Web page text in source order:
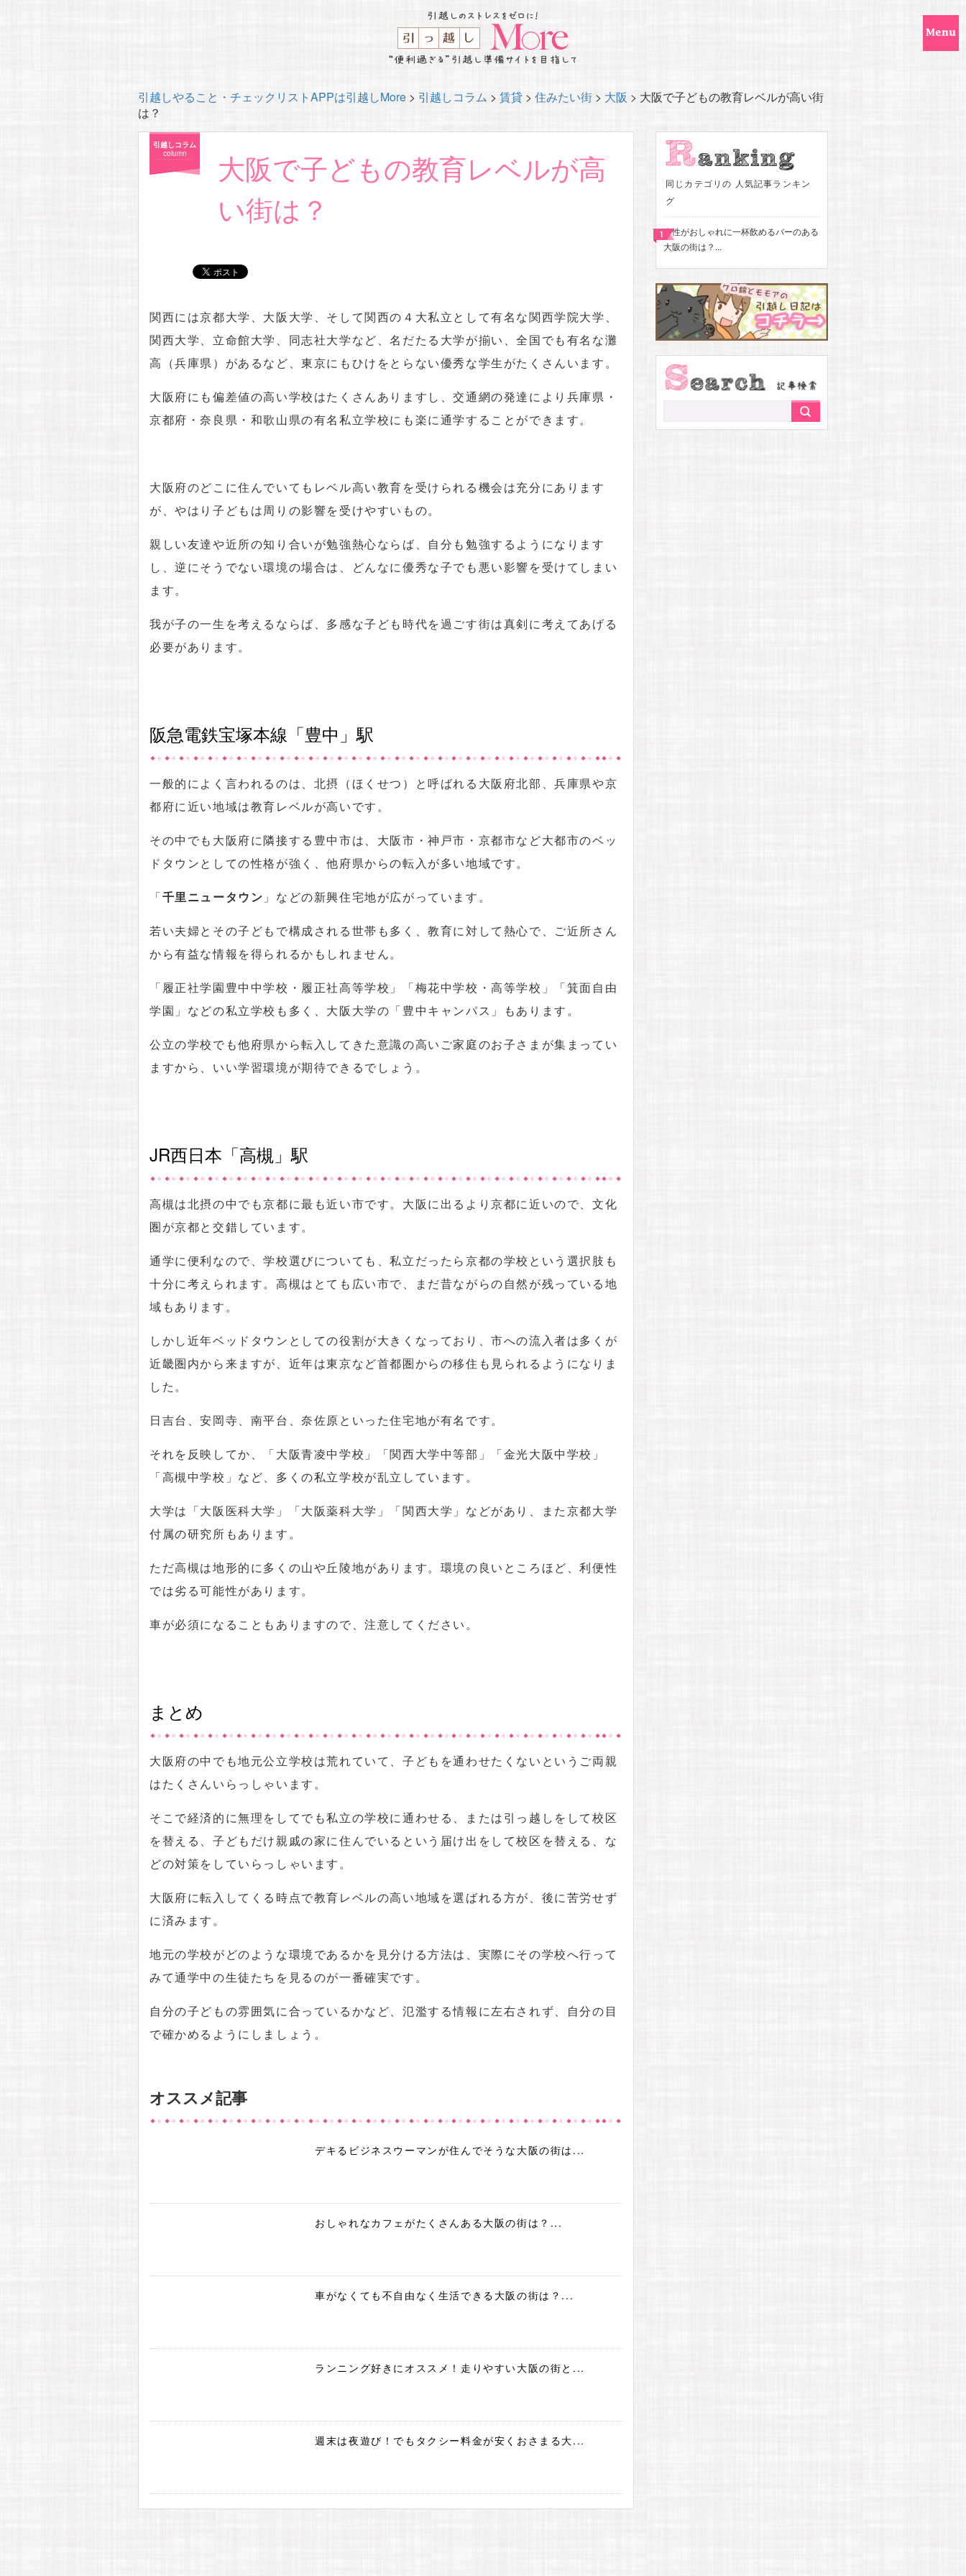
引越しやること・チェックリストAPPは引越しMore > 引越しコラム > 賃貸 > 住みたい街 > 大阪 > 大阪で子どもの教育レベルが高い街
は？
引越しコラム
column
大阪で子どもの教育レベルが高
い街は？
関西には京都大学、大阪大学、そして関西の４大私立として有名な関西学院大学、
関西大学、立命館大学、同志社大学など、名だたる大学が揃い、全国でも有名な灘
高（兵庫県）があるなど、東京にもひけをとらない優秀な学生がたくさんいます。
大阪府にも偏差値の高い学校はたくさんありますし、交通網の発達により兵庫県・
京都府・奈良県・和歌山県の有名私立学校にも楽に通学することができます。
大阪府のどこに住んでいてもレベル高い教育を受けられる機会は充分にあります
が、やはり子どもは周りの影響を受けやすいもの。
親しい友達や近所の知り合いが勉強熱心ならば、自分も勉強するようになります
し、逆にそうでない環境の場合は、どんなに優秀な子でも悪い影響を受けてしまい
ます。
我が子の一生を考えるならば、多感な子ども時代を過ごす街は真剣に考えてあげる
必要があります。
阪急電鉄宝塚本線「豊中」駅
一般的によく言われるのは、北摂（ほくせつ）と呼ばれる大阪府北部、兵庫県や京
都府に近い地域は教育レベルが高いです。
その中でも大阪府に隣接する豊中市は、大阪市・神戸市・京都市など大都市のベッ
ドタウンとしての性格が強く、他府県からの転入が多い地域です。
「千里ニュータウン 」などの新興住宅地が広がっています。
若い夫婦とその子どもで構成される世帯も多く、教育に対して熱心で、ご近所さん
から有益な情報を得られるかもしれません。
「履正社学園豊中中学校・履正社高等学校」「梅花中学校・高等学校」「箕面自由
学園」などの私立学校も多く、大阪大学の「豊中キャンパス」もあります。
公立の学校でも他府県から転入してきた意識の高いご家庭のお子さまが集まってい
ますから、いい学習環境が期待できるでしょう。
JR西日本「高槻」駅
高槻は北摂の中でも京都に最も近い市です。大阪に出るより京都に近いので、文化
圏が京都と交錯しています。
通学に便利なので、学校選びについても、私立だったら京都の学校という選択肢も
十分に考えられます。高槻はとても広い市で、まだ昔ながらの自然が残っている地
域もあります。
しかし近年ベッドタウンとしての役割が大きくなっており、市への流入者は多くが
近畿圏内から来ますが、近年は東京など首都圏からの移住も見られるようになりま
した。
日吉台、安岡寺、南平台、奈佐原といった住宅地が有名です。
それを反映してか、「大阪青凌中学校」「関西大学中等部」「金光大阪中学校」
「高槻中学校」など、多くの私立学校が乱立しています。
大学は「大阪医科大学」「大阪薬科大学」「関西大学」などがあり、また京都大学
付属の研究所もあります。
ただ高槻は地形的に多くの山や丘陵地があります。環境の良いところほど、利便性
では劣る可能性があります。
車が必須になることもありますので、注意してください。
まとめ
大阪府の中でも地元公立学校は荒れていて、子どもを通わせたくないというご両親
はたくさんいらっしゃいます。
そこで経済的に無理をしてでも私立の学校に通わせる、または引っ越しをして校区
を替える、子どもだけ親戚の家に住んでいるという届け出をして校区を替える、な
どの対策をしていらっしゃいます。
大阪府に転入してくる時点で教育レベルの高い地域を選ばれる方が、後に苦労せず
に済みます。
地元の学校がどのような環境であるかを見分ける方法は、実際にその学校へ行って
みて通学中の生徒たちを見るのが一番確実です。
自分の子どもの雰囲気に合っているかなど、氾濫する情報に左右されず、自分の目
で確かめるようにしましょう。
オススメ記事
デキるビジネスウーマンが住んでそうな大阪の街は...
おしゃれなカフェがたくさんある大阪の街は？...
車がなくても不自由なく生活できる大阪の街は？...
ランニング好きにオススメ！走りやすい大阪の街と...
週末は夜遊び！でもタクシー料金が安くおさまる大...
同じカテゴリの 人気記事ランキン
グ
女性がおしゃれに一杯飲めるバーのある
大阪の街は？...